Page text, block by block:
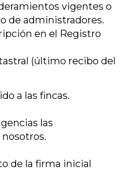
vigentes o
de administradores.
en el Registro
(último recibo del
a las fincas.
las
de la firma inicial